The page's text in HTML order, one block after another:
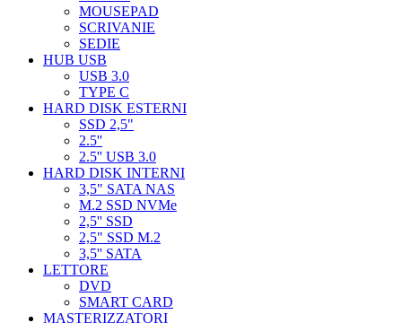
MOUSEPAD
SCRIVANIE
SEDIE
HUB USB
USB 3.0
TYPE C
HARD DISK ESTERNI
SSD 2,5"
2.5''
2.5'' USB 3.0
HARD DISK INTERNI
3,5" SATA NAS
M.2 SSD NVMe
2,5'' SSD
2,5" SSD M.2
3,5'' SATA
LETTORE
DVD
SMART CARD
MASTERIZZATORI